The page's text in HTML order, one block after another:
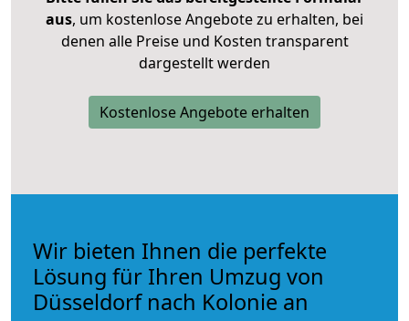
aus, um kostenlose Angebote zu erhalten, bei
denen alle Preise und Kosten transparent
dargestellt werden
Kostenlose Angebote erhalten
Wir bieten Ihnen die perfekte
Lösung für Ihren Umzug von
Düsseldorf nach Kolonie an